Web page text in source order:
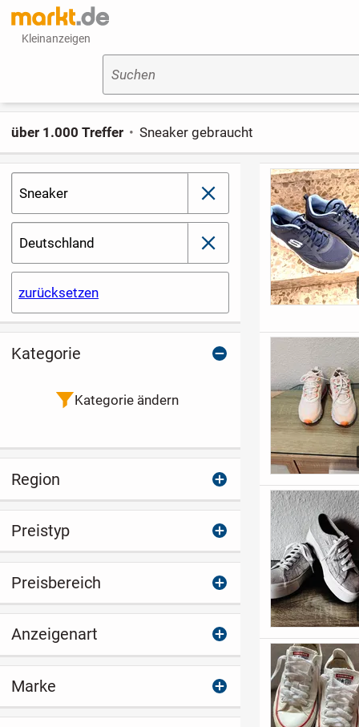
Kleinanzeigen
Suchen
Sneaker schließen
Deutschland schließen
zurücksetzen
über 1.000 Treffer Sneaker gebraucht
Kategorie
Kategorie ändern
Region
Preistyp
Preisbereich
Anzeigenart
Marke